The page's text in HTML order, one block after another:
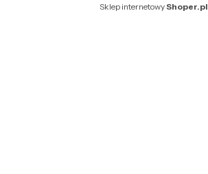
Sklep internetowyShoper.pl